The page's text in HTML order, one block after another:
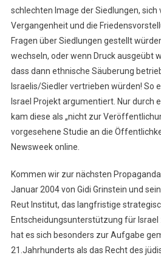
schlechten Image der Siedlungen, sich
Vergangenheit und die
Fragen über Siedlungen gestellt
wechseln, oder wenn Druck ausgeübt
dass dann ethnische Säuberung
Israelis/Siedler vertrieben würden! So
Israel Projekt argumentiert. Nur durch
kam diese als „nicht zur
vorgesehene Studie an die
Newsweek online.
Kommen wir zur nächsten
Januar 2004 von Gidi Grinstein und
Reut Institut, das langfristige
Entscheidungsunterstützung für Israel
hat es sich besonders zur Aufgabe
21.Jahrhunderts als das Recht des